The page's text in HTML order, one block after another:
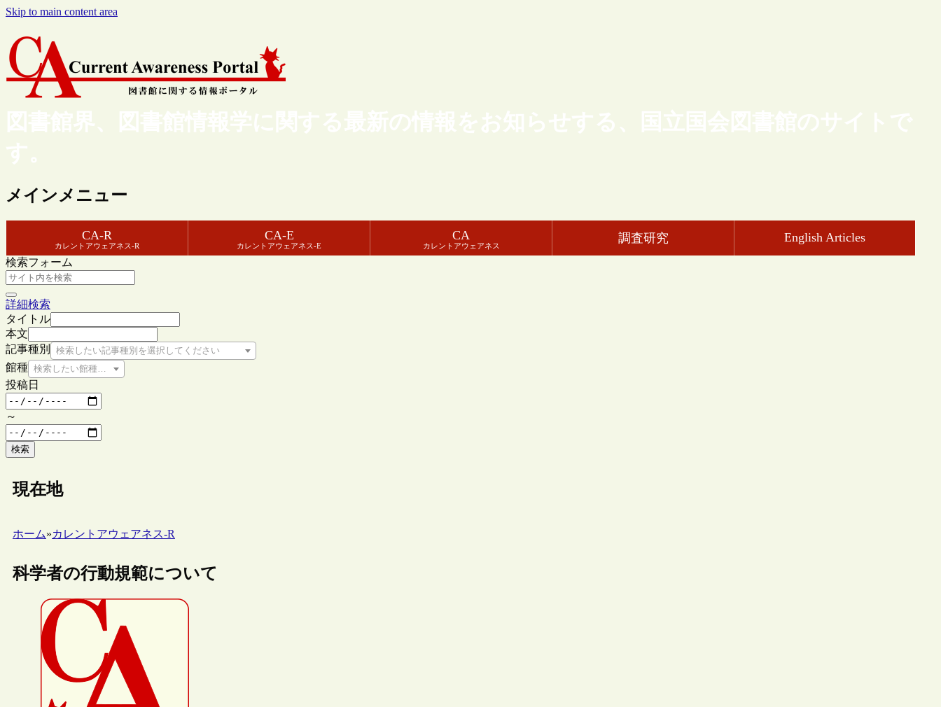
Skip to main content area
図書館界、図書館情報学に関する最新の情報をお知らせする、国立国会図書館のサイトで
す。
メインメニュー
CA-R
カレントアウェアネス-R
CA-E
カレントアウェアネス-E
CA
カレントアウェアネス
調査研究 English Articles
検索フォーム
詳細検索
タイトル
本文
記事種別
検索したい記事種別を選択してください
館種 検索したい館種を選択してください
投稿日
～
検索
現在地
ホーム»カレントアウェアネス-R
科学者の行動規範について